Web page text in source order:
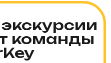
команды